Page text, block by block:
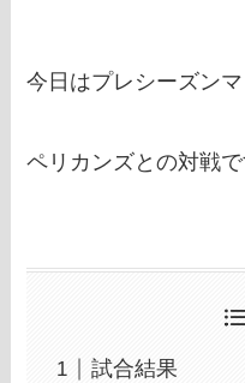
今日はプレシーズンマ
ペリカンズとの対戦で
試合結果